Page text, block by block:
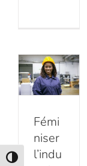
Passer en contraste
pour
cette
année
pour
l’inclusion
femmes
Actualités
Fémi
niser
l’indu